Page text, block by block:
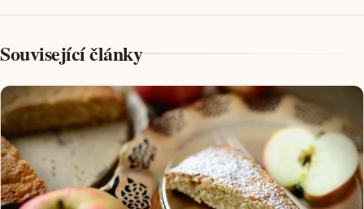
Související články